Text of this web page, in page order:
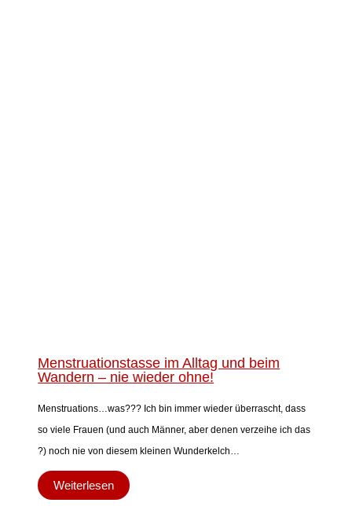
Menstruationstasse im Alltag und beim
Wandern – nie wieder ohne!
Menstruations…was??? Ich bin immer wieder überrascht, dass
so viele Frauen (und auch Männer, aber denen verzeihe ich das
?) noch nie von diesem kleinen Wunderkelch…
Weiterlesen